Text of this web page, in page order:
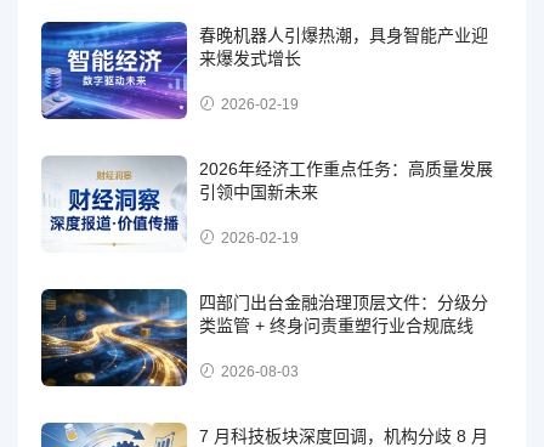
春晚机器人引爆热潮，具身智能产业迎
来爆发式增长
2026-02-19
2026年经济工作重点任务：高质量发展
引领中国新未来
2026-02-19
四部门出台金融治理顶层文件：分级分
类监管 + 终身问责重塑行业合规底线
2026-08-03
7 月科技板块深度回调，机构分歧 8 月